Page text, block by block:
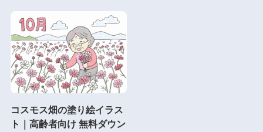
コスモス畑の塗り絵イラス
ト｜高齢者向け 無料ダウン